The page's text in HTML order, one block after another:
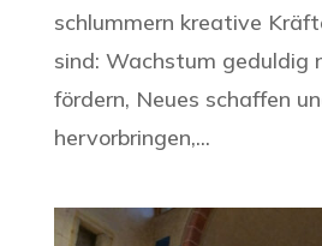
schlummern kreative
sind: Wachstum geduldig
fördern, Neues schaffen
hervorbringen,...